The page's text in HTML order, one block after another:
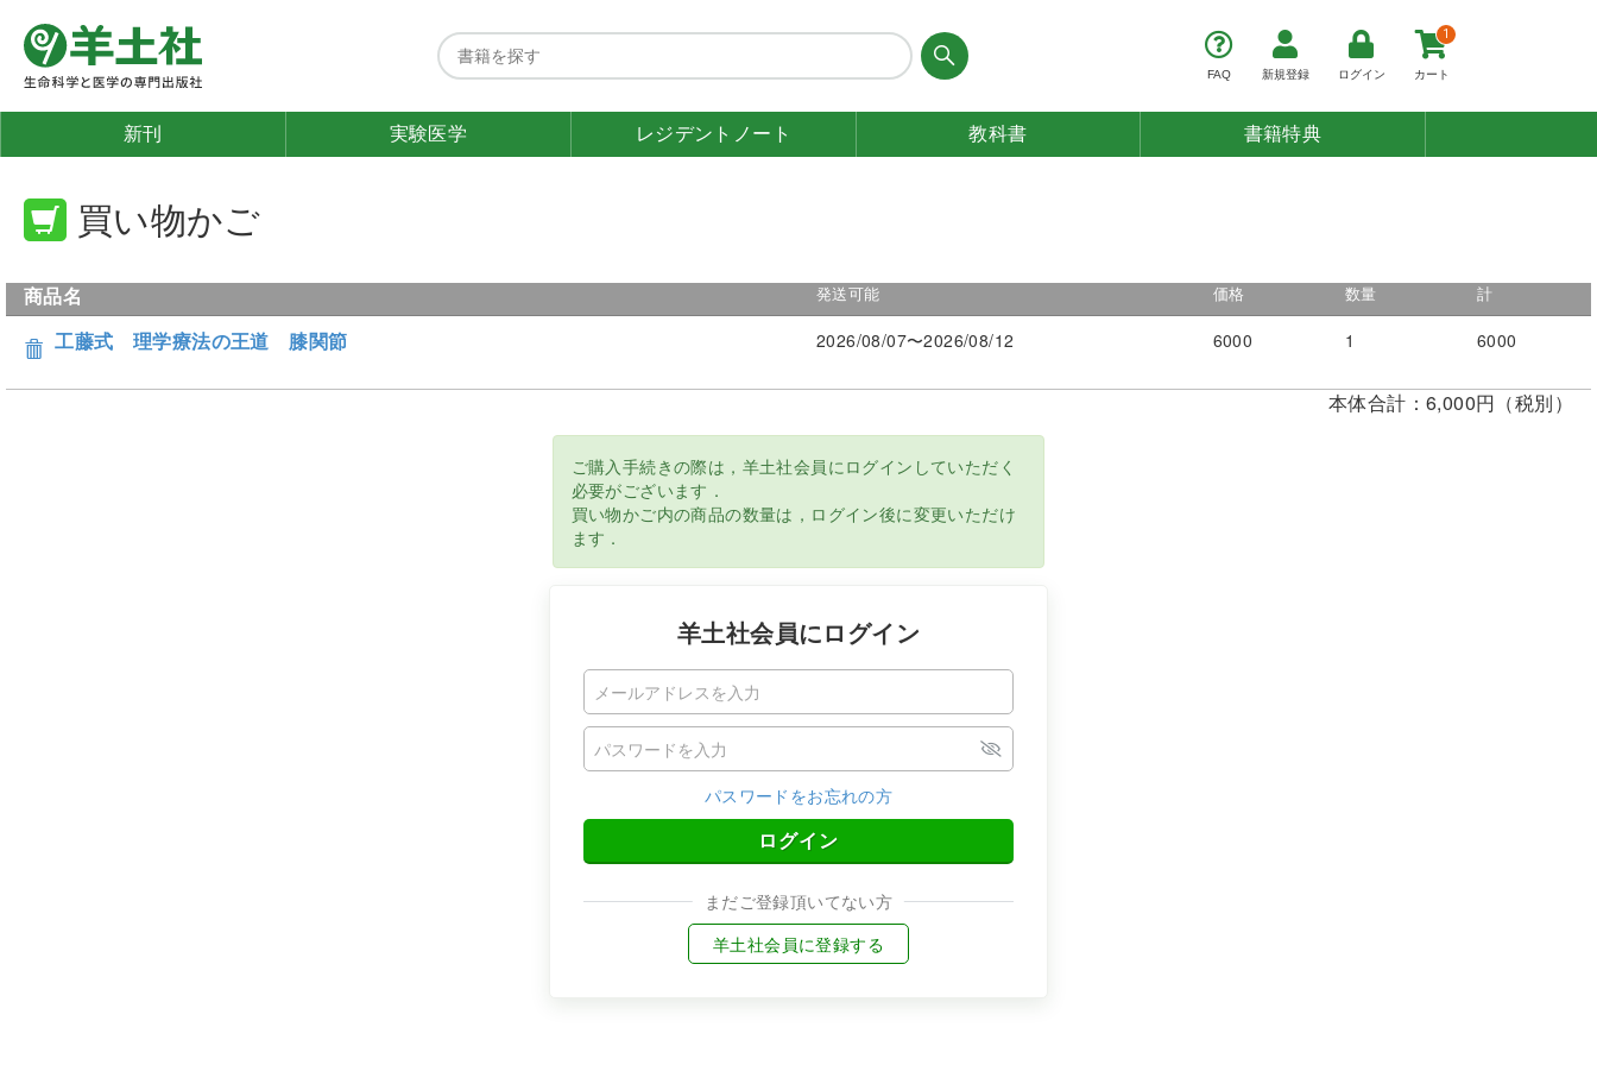
FAQ 新規登録 ログイン カート
1
新刊 実験医学 レジデント ノート 教科書 書籍特典
買い物かご
商品名 発送可能 価格 数量 計
工藤式 理学療法の王道 膝関節 2026/08/07〜2026/08/12 6000 1 6000
本体合計：6,000円（税別）
ご購入手続きの際は，羊土社会員にログインしていただく
必要がございます．
買い物かご内の商品の数量は，ログイン後に変更いただけ
ます．
羊土社会員にログイン
パスワードをお忘れの方
ログイン
まだご登録頂いてない方
羊土社会員に登録する